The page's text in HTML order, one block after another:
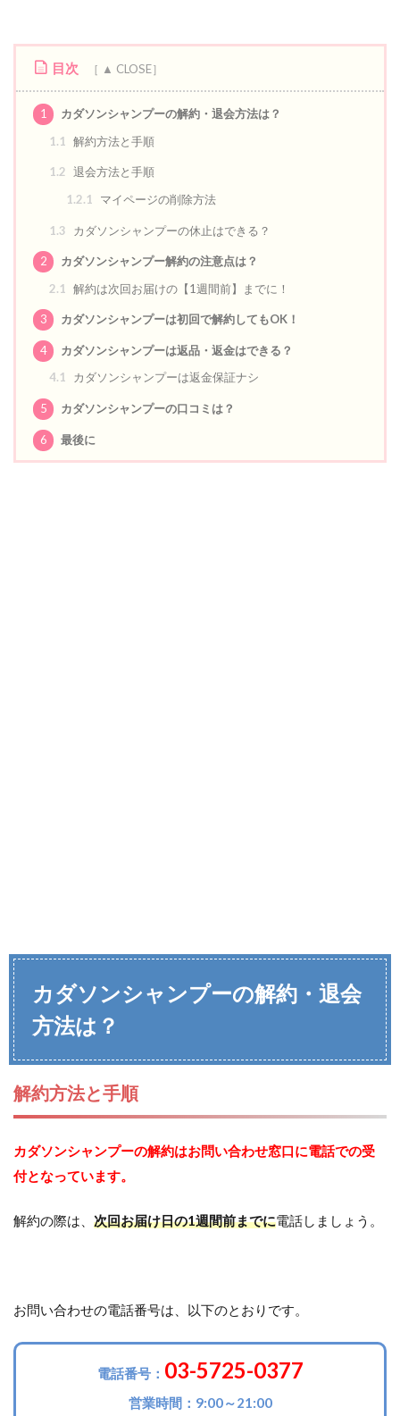
目次
1
カダソンシャンプーの解約・退会方法は？
1.1
解約方法と手順
1.2 退会方法と手順
1.2.1
マイページの削除方法
1.3 カダソンシャンプーの休止はできる？
2
カダソンシャンプー解約の注意点は？
2.1
解約は次回お届けの【1週間前】までに！
3 カダソンシャンプーは初回で解約してもOK！
4
カダソンシャンプーは返品・返金はできる？
4.1
カダソンシャンプーは返金保証ナシ
5 カダソンシャンプーの口コミは？
6 最後に
カダソンシャンプーの解約・退会
方法は？
解約方法と手順
カダソンシャンプーの解約はお問い合わせ窓口に電話での受
付となっています。
解約の際は、 次回お届け日の1週間前までに電話しましょう。
お問い合わせの電話番号は、以下のとおりです。
電話番号： 03-5725-0377
営業時間：9:00～21:00